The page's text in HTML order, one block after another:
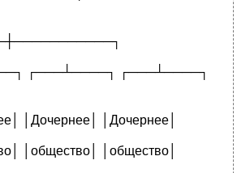
┌───┴────┐ ┌───┴────┐
│Дочернее│ │Дочернее│
│общество│ │общество│